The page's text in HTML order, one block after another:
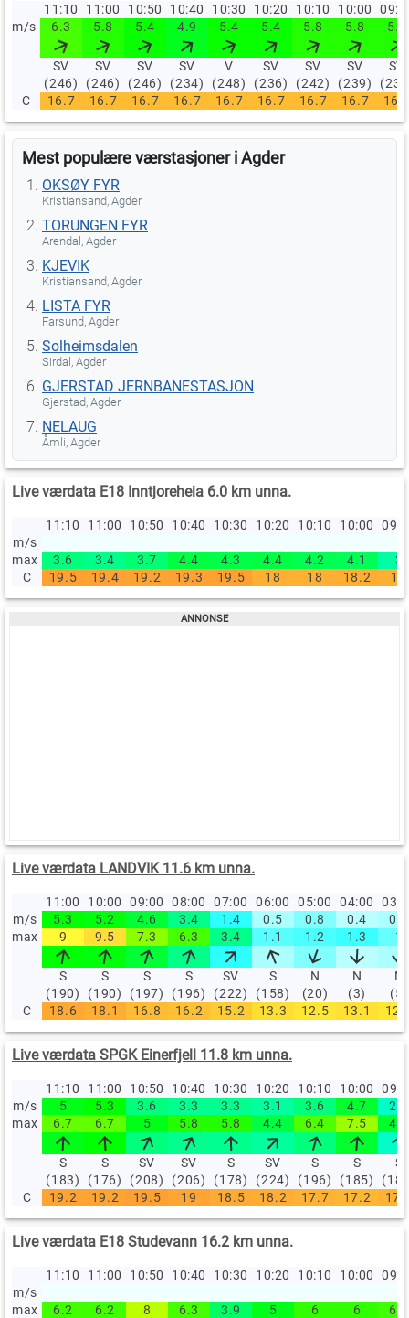
11:10 11:00 10:50 10:40 10:30 10:20 10:10 10:00
m/s
6.3 5.8 5.4 4.9 5.4 5.4 5.8 5.8 5.8
SV
(246)
SV
(246)
SV
(246)
SV
(234)
V
(248)
SV
(236)
SV
(242)
SV
(239)
SV
C
16.7 16.7 16.7 16.7 16.7 16.7 16.7 16.7
Mest populære værstasjoner i Agder
OKSØY FYR
Kristiansand, Agder
TORUNGEN FYR
Arendal, Agder
KJEVIK
Kristiansand, Agder
LISTA FYR
Farsund, Agder
Solheimsdalen
Sirdal, Agder
GJERSTAD JERNBANESTASJON
Gjerstad, Agder
NELAUG
Åmli, Agder
Live værdata E18 Inntjoreheia 6.0 km unna.
11:10 11:00 10:50 10:40 10:30 10:20 10:10 10:00
m/s
max
3.6 3.4 3.7 4.4 4.3 4.4 4.2 4.1
3
C
19.5 19.4 19.2 19.3 19.5 18 18 18.2 18
Live værdata LANDVIK 11.6 km unna.
11:00 10:00 09:00 08:00 07:00 06:00 05:00 04:00
m/s
5.3 5.2 4.6 3.4 1.4 0.5 0.8 0.4
0.5
max
9 9.5 7.3 6.3 3.4 1.1 1.2 1.3 1
S
(190)
S
(190)
S
(197)
S
(196)
SV
(222)
S
(158)
N
(20)
N
(3)
N
(5)
C
18.6 18.1 16.8 16.2 15.2 13.3 12.5 13.1
Live værdata SPGK Einerfjell 11.8 km unna.
11:10 11:00 10:50 10:40 10:30 10:20 10:10 10:00
m/s
5 5.3 3.6 3.3 3.3 3.1 3.6 4.7
2.5
max
6.7 6.7 5 5.8 5.8 4.4 6.4 7.5 4.7
S
(183)
S
(176)
SV
(208)
SV
(206)
S
(178)
SV
(224)
S
(196)
S
(185)
S
C
19.2 19.2 19.5 19 18.5 18.2 17.7 17.2
Live værdata E18 Studevann 16.2 km unna.
11:10 11:00 10:50 10:40 10:30 10:20 10:10 10:00
m/s
max
6.2 6.2 8 6.3 3.9 5 6 6
6.2